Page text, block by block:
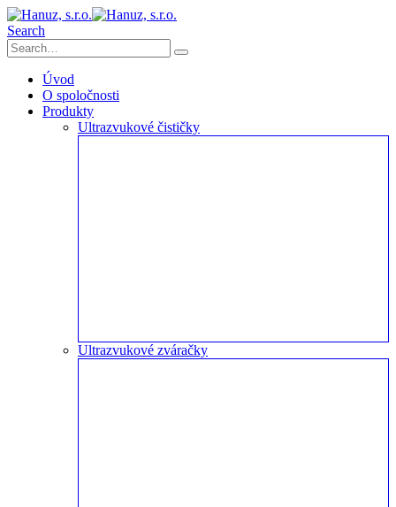
Search
Úvod
O spoločnosti
Produkty
Ultrazvukové čističky
Ultrazvukové zváračky